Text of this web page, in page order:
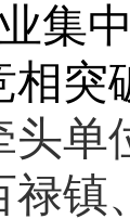
集
相突
头单
禄镇